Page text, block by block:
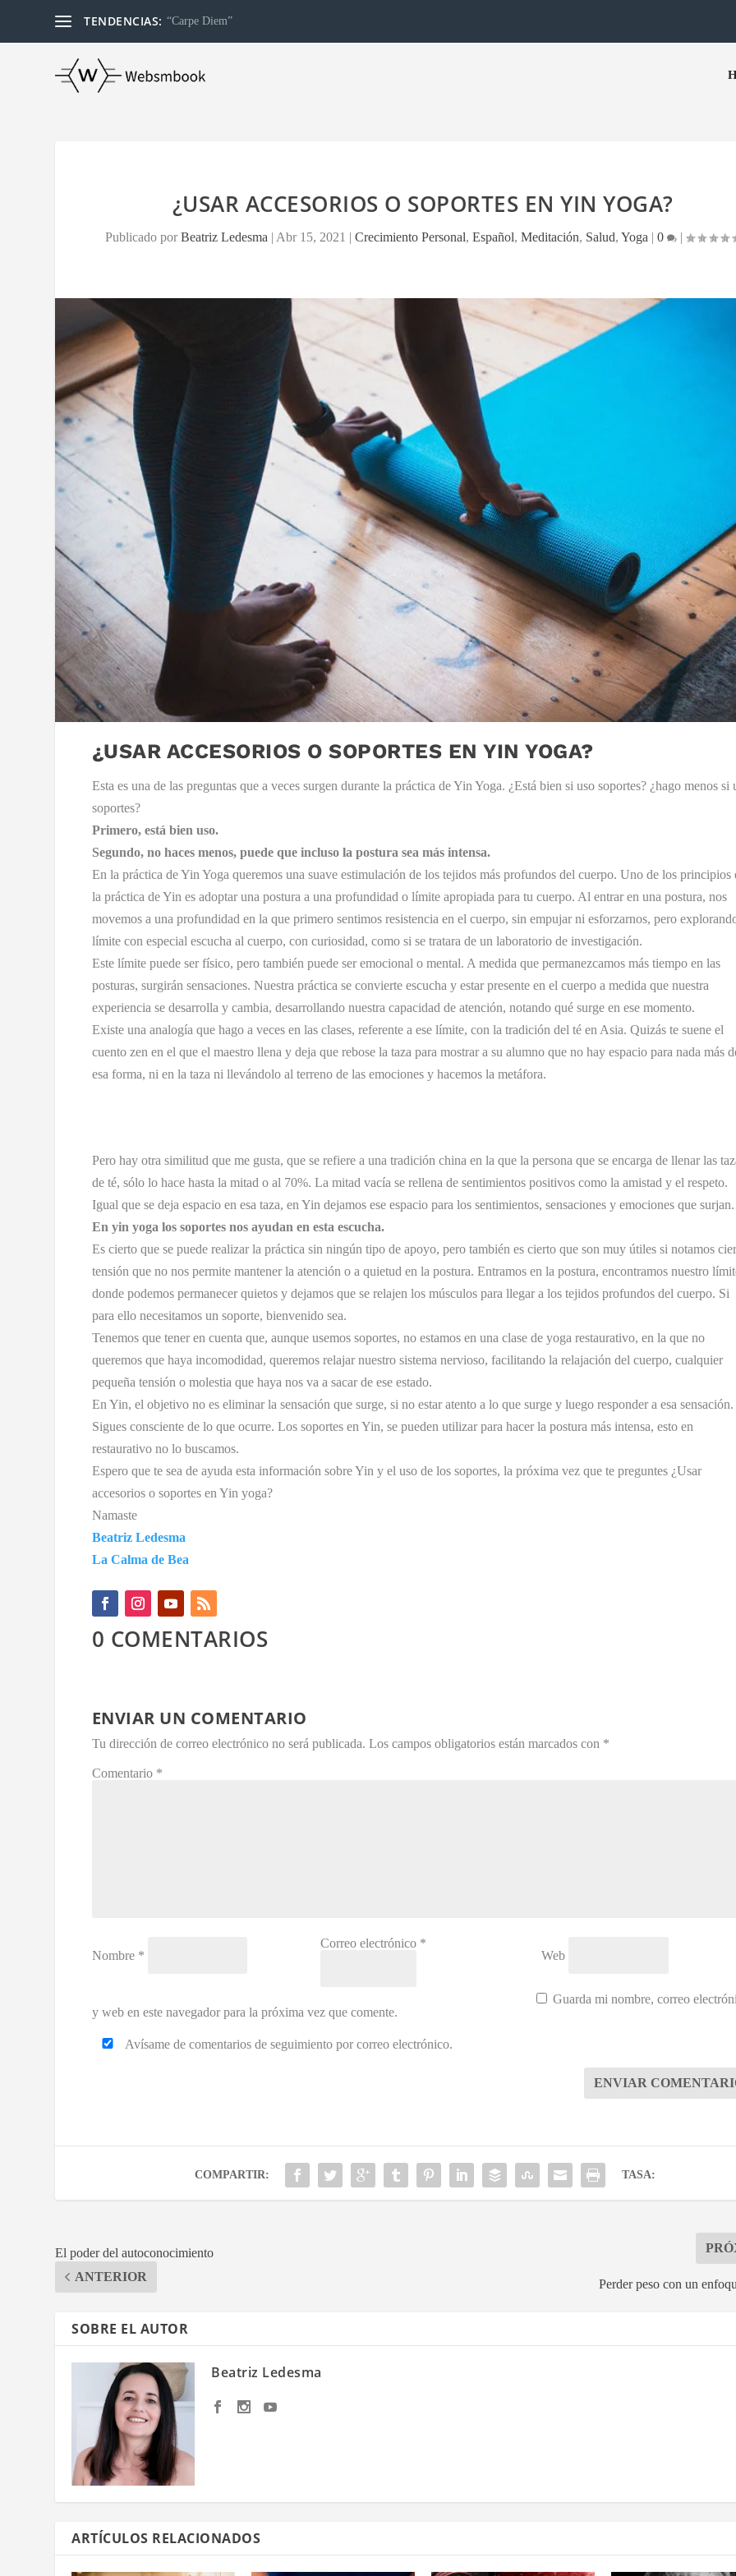
TENDENCIAS: “Carpe Diem”
¿USAR ACCESORIOS O SOPORTES EN YIN YOGA?
Publicado porBeatriz Ledesma | Abr 15, 2021 |Crecimiento Personal,Español,Meditación, Salud,Yoga |0 |
¿USAR ACCESORIOS O SOPORTES EN YIN YOGA?
Esta es una de las preguntas que a veces surgen durante la práctica de Yin Yoga. ¿Está bien si uso soportes? ¿hago menos si
soportes?
Primero, está bien uso.
Segundo, no haces menos, puede que incluso la postura sea más intensa.
En la práctica de Yin Yoga queremos una suave estimulación de los tejidos más profundos del cuerpo. Uno de los principios
la práctica de Yin es adoptar una postura a una profundidad o límite apropiada para tu cuerpo. Al entrar en una postura, nos
movemos a una profundidad en la que primero sentimos resistencia en el cuerpo, sin empujar ni esforzarnos, pero
límite con especial escucha al cuerpo, con curiosidad, como si se tratara de un laboratorio de investigación.
Este límite puede ser físico, pero también puede ser emocional o mental. A medida que permanezcamos más tiempo en las
posturas, surgirán sensaciones. Nuestra práctica se convierte escucha y estar presente en el cuerpo a medida que nuestra
experiencia se desarrolla y cambia, desarrollando nuestra capacidad de atención, notando qué surge en ese momento.
Existe una analogía que hago a veces en las clases, referente a ese límite, con la tradición del té en Asia. Quizás te suene el
cuento zen en el que el maestro llena y deja que rebose la taza para mostrar a su alumno que no hay espacio para nada más
esa forma, ni en la taza ni llevándolo al terreno de las emociones y hacemos la metáfora.
Pero hay otra similitud que me gusta, que se refiere a una tradición china en la que la persona que se encarga de llenar las
de té, sólo lo hace hasta la mitad o al 70%. La mitad vacía se rellena de sentimientos positivos como la amistad y el respeto.
Igual que se deja espacio en esa taza, en Yin dejamos ese espacio para los sentimientos, sensaciones y emociones que surjan.
En yin yoga los soportes nos ayudan en esta escucha.
Es cierto que se puede realizar la práctica sin ningún tipo de apoyo, pero también es cierto que son muy útiles si notamos
tensión que no nos permite mantener la atención o a quietud en la postura. Entramos en la postura, encontramos nuestro
donde podemos permanecer quietos y dejamos que se relajen los músculos para llegar a los tejidos profundos del cuerpo. Si
para ello necesitamos un soporte, bienvenido sea.
Tenemos que tener en cuenta que, aunque usemos soportes, no estamos en una clase de yoga restaurativo, en la que no
queremos que haya incomodidad, queremos relajar nuestro sistema nervioso, facilitando la relajación del cuerpo, cualquier
pequeña tensión o molestia que haya nos va a sacar de ese estado.
En Yin, el objetivo no es eliminar la sensación que surge, si no estar atento a lo que surge y luego responder a esa sensación.
Sigues consciente de lo que ocurre. Los soportes en Yin, se pueden utilizar para hacer la postura más intensa, esto en
restaurativo no lo buscamos.
Espero que te sea de ayuda esta información sobre Yin y el uso de los soportes, la próxima vez que te preguntes ¿Usar
accesorios o soportes en Yin yoga?
Namaste
Beatriz Ledesma
La Calma de Bea
0 COMENTARIOS
ENVIAR UN COMENTARIO
Tu dirección de correo electrónico no será publicada. Los campos obligatorios están marcados con *
Comentario *
Nombre *
Correo electrónico *
Web
Guarda mi nombre, correo
y web en este navegador para la próxima vez que comente.
Avísame de comentarios de seguimiento por correo electrónico.
ENVIAR
COMPARTIR: TASA:
El poder del autoconocimiento
ANTERIOR
Perder peso con un
SOBRE EL AUTOR
Beatriz Ledesma
ARTÍCULOS RELACIONADOS